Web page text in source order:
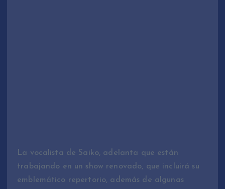
La vocalista de Saiko, adelanta que están
trabajando en un show renovado, que incluirá su
emblemático repertorio, además de algunas